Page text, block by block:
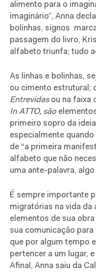
alimento para o
imaginário”, Anna
bolinhas, signos
passagem do livro,
alfabeto triunfa; tudo
As linhas e bolinhas,
ou cimento estrutural;
Entrevidas ou na faixa
In ATTO, são
primeiro sopro da
especialmente quando
de “a primeira
alfabeto que não
uma ante-palavra,
É sempre importante
migratórias na vida da
elementos de sua
sua comunicação
que por algum tempo
pertencer a um lugar,
Afinal, Anna saiu da